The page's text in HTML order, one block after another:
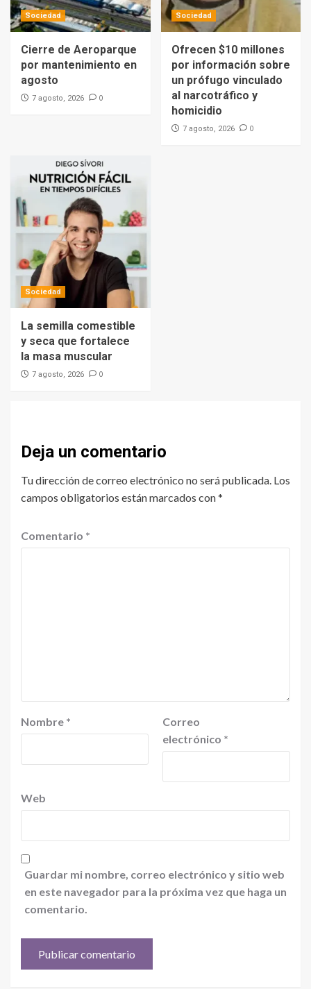
Sociedad
Cierre de Aeroparque
por mantenimiento en
agosto
7 agosto, 2026 0
Sociedad
Ofrecen $10 millones
por información sobre
un prófugo vinculado
al narcotráfico y
homicidio
7 agosto, 2026 0
Sociedad
La semilla comestible
y seca que fortalece
la masa muscular
7 agosto, 2026 0
Deja un comentario
Tu dirección de correo electrónico no será publicada. Los
campos obligatorios están marcados con*
Comentario *
Nombre *
Correo
electrónico *
Web
Guardar mi nombre, correo electrónico y sitio web
en este navegador para la próxima vez que haga un
comentario.